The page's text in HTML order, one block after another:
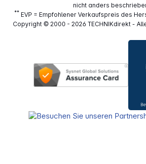
nicht anders
**EVP = Empfohlener Verkaufspreis des
Copyright © 2000 - 2026 TECHNIKdirekt -